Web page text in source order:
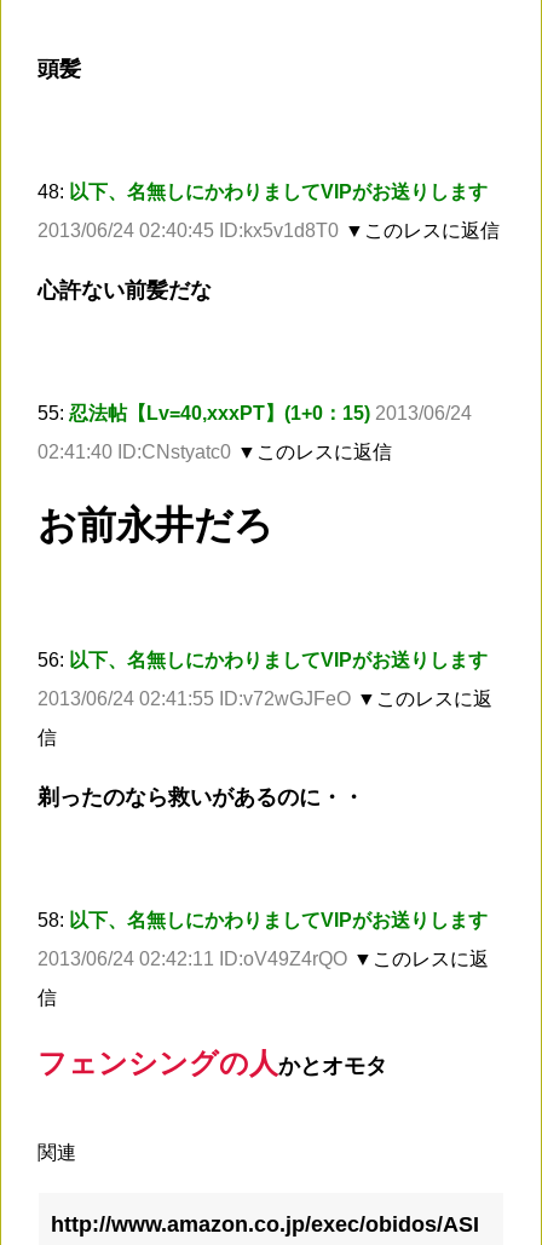
頭髪
48: 以下、名無しにかわりましてVIPがお送りします
2013/06/24 02:40:45 ID:kx5v1d8T0 ▼このレスに返信
心許ない前髪だな
55: 忍法帖【Lv=40,xxxPT】(1+0：15) 2013/06/24
02:41:40 ID:CNstyatc0 ▼このレスに返信
お前永井だろ
56: 以下、名無しにかわりましてVIPがお送りします
2013/06/24 02:41:55 ID:v72wGJFeO ▼このレスに返
信
剃ったのなら救いがあるのに・・
58: 以下、名無しにかわりましてVIPがお送りします
2013/06/24 02:42:11 ID:oV49Z4rQO ▼このレスに返
信
フェンシングの人かとオモタ
関連
http://www.amazon.co.jp/exec/obidos/ASI